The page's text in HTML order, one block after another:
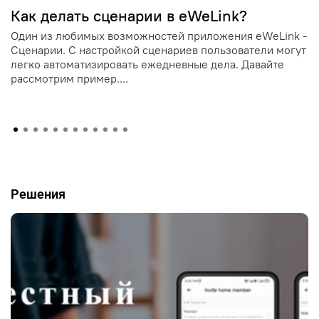
Как делать сценарии в eWeLink?
Один из любимых возможностей приложения eWeLink -
Сценарии. С настройкой сценариев пользователи могут
легко автоматизировать ежедневные дела. Давайте
рассмотрим пример....
Решения